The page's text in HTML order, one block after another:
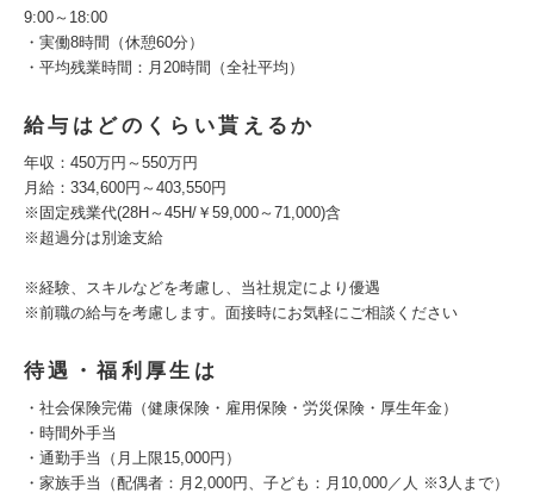
9:00～18:00
・実働8時間（休憩60分）
・平均残業時間：月20時間（全社平均）
給与はどのくらい貰えるか
年収：450万円～550万円
月給：334,600円～403,550円
※固定残業代(28H～45H/￥59,000～71,000)含
※超過分は別途支給
※経験、スキルなどを考慮し、当社規定により優遇
※前職の給与を考慮します。面接時にお気軽にご相談ください
待遇・福利厚生は
・社会保険完備（健康保険・雇用保険・労災保険・厚生年金）
・時間外手当
・通勤手当（月上限15,000円）
・家族手当（配偶者：月2,000円、子ども：月10,000／人 ※3人まで）